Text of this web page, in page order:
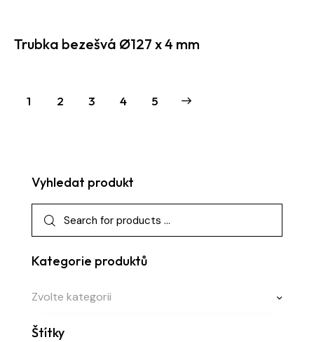
Trubka bezešvá Ø127 x 4 mm
1 2 3 4 5
→
Vyhledat produkt
Kategorie produktů
Zvolte kategorii
Štítky